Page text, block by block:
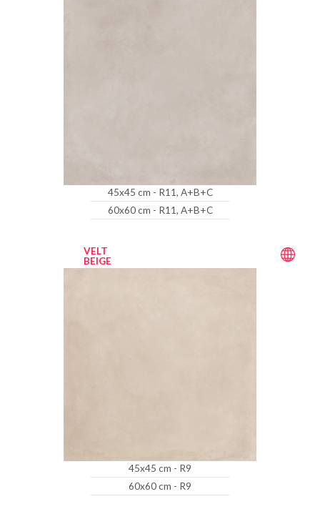
45x45 cm - R11, A+B+C
60x60 cm - R11, A+B+C
VELT
BEIGE
45x45 cm - R9
60x60 cm - R9